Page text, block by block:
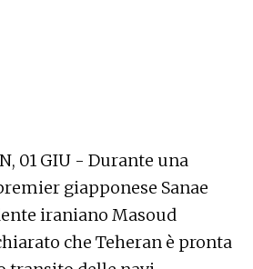
01 GIU - Durante una
giapponese Sanae
iraniano Masoud
che Teheran è pronta